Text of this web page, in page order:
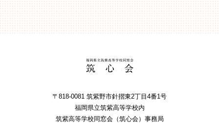
〒818-0081 筑紫野市針摺東2丁⽬4番1号
福岡県⽴筑紫⾼等学校内
筑紫⾼等学校同窓会（筑⼼会）事務局